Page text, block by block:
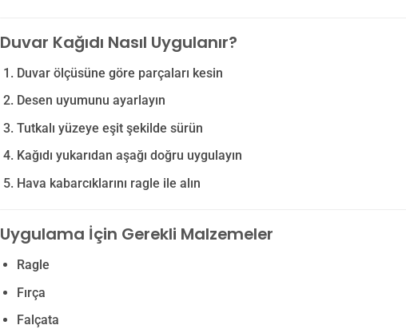
Duvar Kağıdı Nasıl Uygulanır?
Duvar ölçüsüne göre parçaları kesin
Desen uyumunu ayarlayın
Tutkalı yüzeye eşit şekilde sürün
Kağıdı yukarıdan aşağı doğru uygulayın
Hava kabarcıklarını ragle ile alın
Uygulama İçin Gerekli Malzemeler
Ragle
Fırça
Falçata